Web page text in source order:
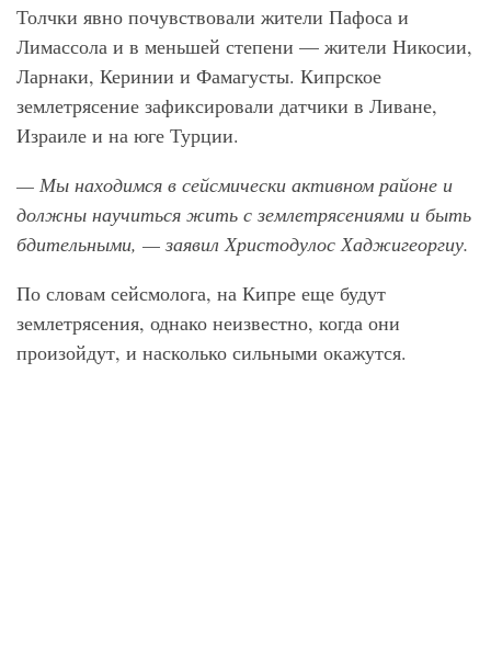
Толчки явно почувствовали жители Пафоса и
Лимассола и в меньшей степени — жители Никосии,
Ларнаки, Керинии и Фамагусты. Кипрское
землетрясение зафиксировали датчики в Ливане,
Израиле и на юге Турции.
— Мы находимся в сейсмически активном районе и
должны научиться жить с землетрясениями и быть
бдительными, — заявил Христодулос Хаджигеоргиу.
По словам сейсмолога, на Кипре еще будут
землетрясения, однако неизвестно, когда они
произойдут, и насколько сильными окажутся.